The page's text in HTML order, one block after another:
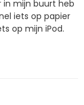
mijn buurt heb
iets op papier
op mijn iPod.